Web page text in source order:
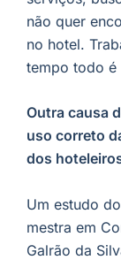
não quer
no hotel.
tempo todo é
Outra causa
uso correto
dos
Um estudo
mestra em
Galrão da